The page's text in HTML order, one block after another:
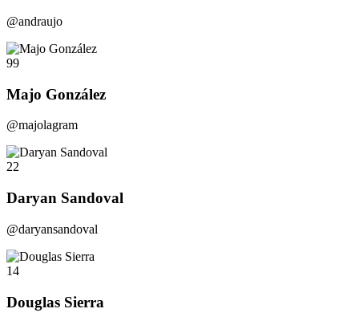
@andraujo
99
Majo González
@majolagram
22
Daryan Sandoval
@daryansandoval
14
Douglas Sierra